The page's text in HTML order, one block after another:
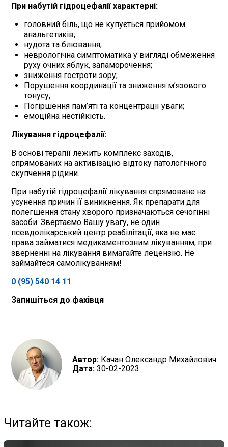
При набутій гідроцефалії характерні:
головний біль, що не купується прийомом
анальгетиків;
нудота та блювання;
неврологічна симптоматика у вигляді обмеження
руху очних яблук, запаморочення;
зниження гостроти зору;
Порушення координації та зниження м’язового
тонусу;
Погіршення пам’яті та концентрації уваги;
емоційна нестійкість.
Лікування гідроцефалії:
В основі терапії лежить комплекс заходів,
спрямованих на активізацію відтоку патологічного
скупчення рідини.
При набутій гідроцефалії лікування спрямоване на
усунення причин її виникнення. Як препарати для
полегшення стану хворого призначаються сечогінні
засоби. Звертаємо Вашу увагу, не один
псевдолікарський центр реабілітації, яка не має
права займатися медикаментозним лікуванням, при
зверненні на лікування вимагайте лецензію. Не
займайтеся самолікуванням!
0 (95) 540 14 11
Запишіться до фахівця
Автор: Качан Олександр Михайлович
Дата:30-02-2023
Читайте також: